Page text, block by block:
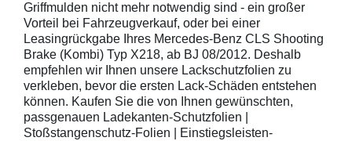
Griffmulden nicht mehr notwendig sind - ein großer
Vorteil bei Fahrzeugverkauf, oder bei einer
Leasingrückgabe Ihres Mercedes-Benz CLS Shooting
Brake (Kombi) Typ X218, ab BJ 08/2012. Deshalb
empfehlen wir Ihnen unsere Lackschutzfolien zu
verkleben, bevor die ersten Lack-Schäden entstehen
können. Kaufen Sie die von Ihnen gewünschten,
passgenauen Ladekanten-Schutzfolien |
Stoßstangenschutz-Folien | Einstiegsleisten-